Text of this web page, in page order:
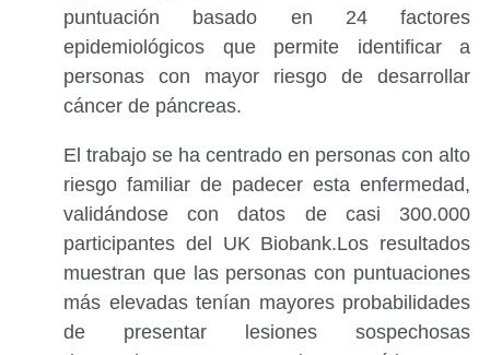
puntuación basado en 24 factores
epidemiológicos que permite identificar a
personas con mayor riesgo de desarrollar
cáncer de páncreas.
El trabajo se ha centrado en personas con alto
riesgo familiar de padecer esta enfermedad,
validándose con datos de casi 300.000
participantes del UK Biobank.Los resultados
muestran que las personas con puntuaciones
más elevadas tenían mayores probabilidades
de presentar lesiones sospechosas